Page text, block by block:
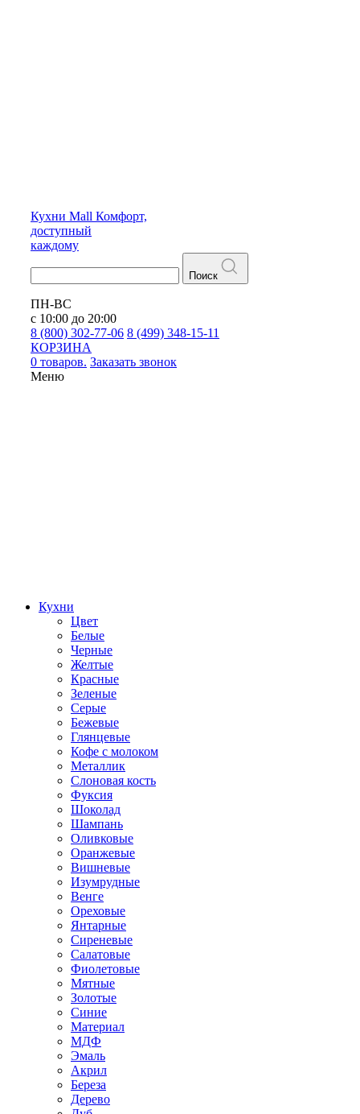
Кухни Mall Комфорт,
доступный
каждому
Поиск
ПН-ВС
с 10:00 до 20:00
8 (800) 302-77-06 8 (499) 348-15-11
КОРЗИНА
0 товаров. Заказать звонок
Меню
Кухни
Цвет
Белые
Черные
Желтые
Красные
Зеленые
Серые
Бежевые
Глянцевые
Кофе с молоком
Металлик
Слоновая кость
Фуксия
Шоколад
Шампань
Оливковые
Оранжевые
Вишневые
Изумрудные
Венге
Ореховые
Янтарные
Сиреневые
Салатовые
Фиолетовые
Мятные
Золотые
Синие
Материал
МДФ
Эмаль
Акрил
Береза
Дерево